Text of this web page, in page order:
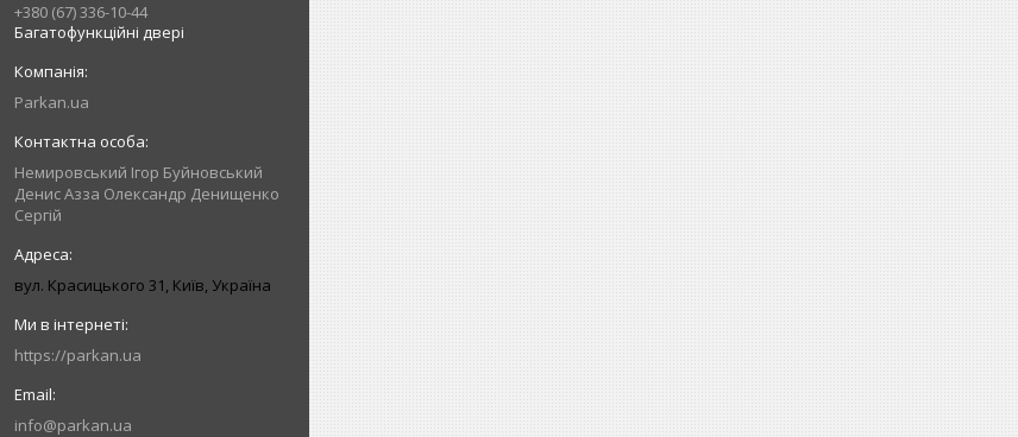
+380 (67) 336-10-44
Багатофункційні двері
Parkan.ua
Немировський Ігор Буйновський
Денис Азза Олександр Денищенко
Сергій
вул. Красицького 31, Київ, Україна
https://parkan.ua
info@parkan.ua